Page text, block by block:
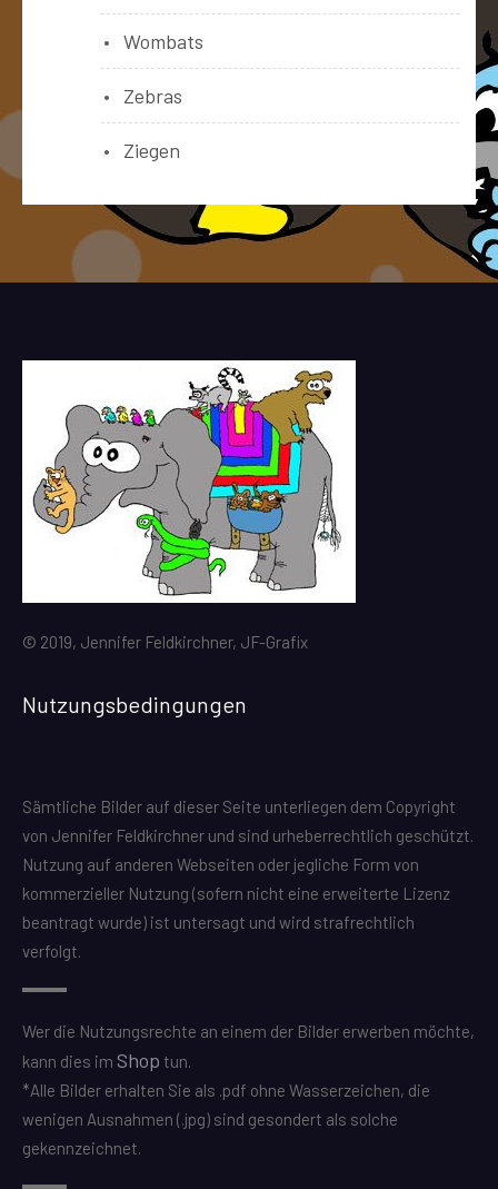
Wombats
Zebras
Ziegen
© 2019, Jennifer Feldkirchner, JF-Grafix
Nutzungsbedingungen
Sämtliche Bilder auf dieser Seite unterliegen dem Copyright
von Jennifer Feldkirchner und sind urheberrechtlich geschützt.
Nutzung auf anderen Webseiten oder jegliche Form von
kommerzieller Nutzung (sofern nicht eine erweiterte Lizenz
beantragt wurde) ist untersagt und wird strafrechtlich
verfolgt.
Wer die Nutzungsrechte an einem der Bilder erwerben möchte,
kann dies im Shop tun.
*Alle Bilder erhalten Sie als .pdf ohne Wasserzeichen, die
wenigen Ausnahmen (.jpg) sind gesondert als solche
gekennzeichnet.